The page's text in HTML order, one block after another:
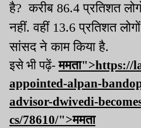
है? करीब 86.4 प्रतिशत
नहीं. वहीं 13.6 प्रतिशत
सांसद ने काम किया है.
इसे भी पढ़ें-ममता">https://
appointed-alpan-
advisor-dwivedi-
cs/78610/">ममता